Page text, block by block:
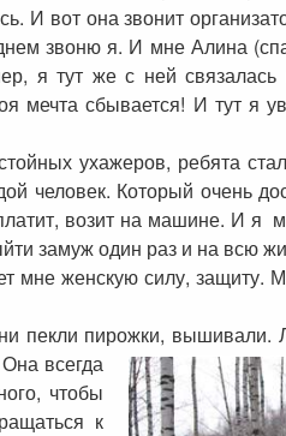
И вот она звонит
звоню я. И мне Алина
я тут же с ней
мечта сбывается! И тут я
ухажеров, ребята
человек. Который очень
возит на машине. И я
замуж один раз и на всю
мне женскую силу, защиту.
пекли пирожки, вышивали.
Она всегда
чтобы
к